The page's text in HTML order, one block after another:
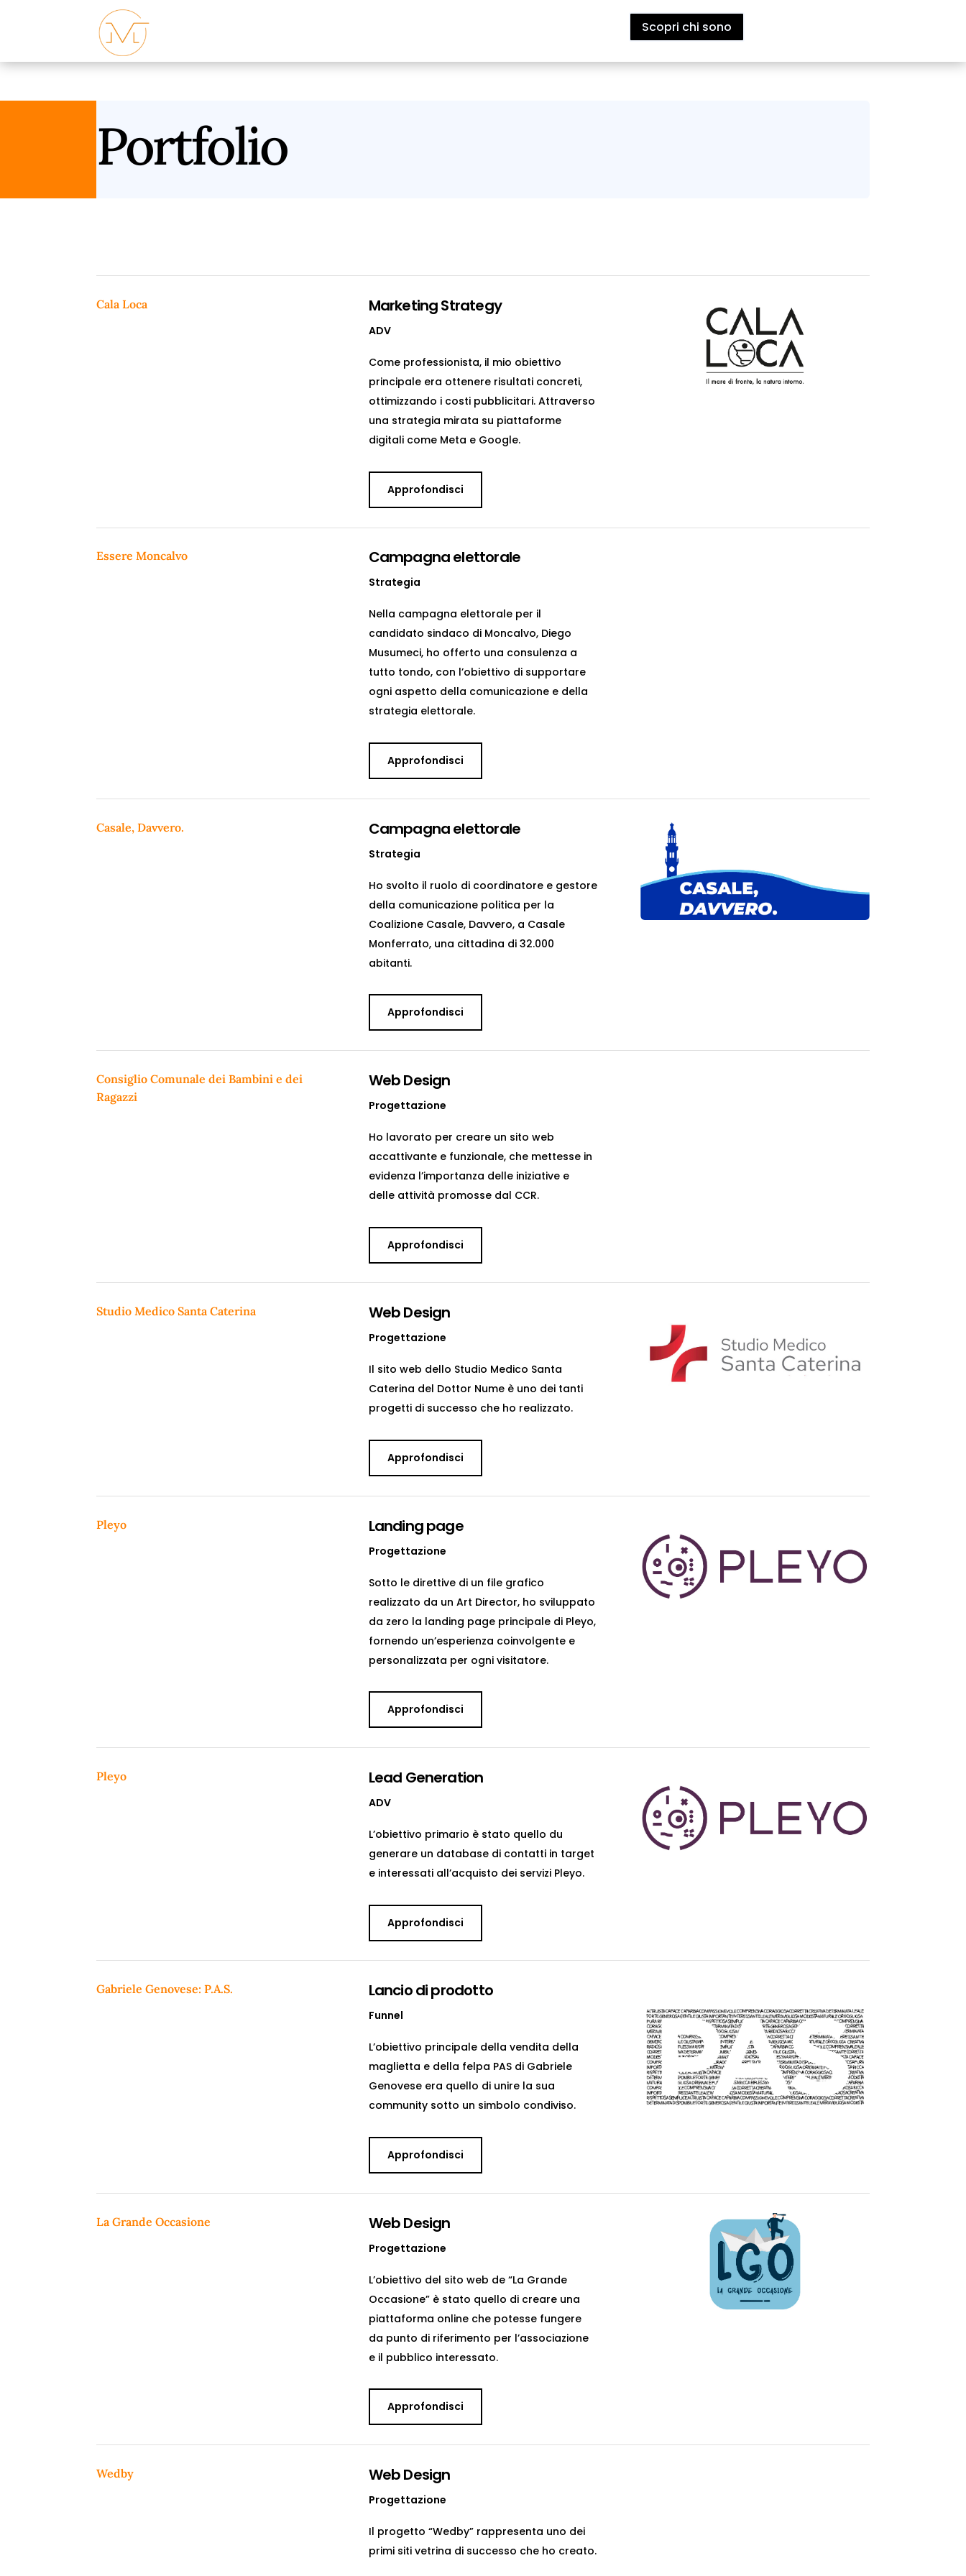
Scopri chi sono
Portfolio
Cala Loca Marketing Strategy
ADV
Come professionista, il mio obiettivo
principale era ottenere risultati concreti,
ottimizzando i costi pubblicitari. Attraverso
una strategia mirata su piattaforme
digitali come Meta e Google.
Approfondisci
Essere Moncalvo Campagna elettorale
Strategia
Nella campagna elettorale per il
candidato sindaco di Moncalvo, Diego
Musumeci, ho offerto una consulenza a
tutto tondo, con l’obiettivo di supportare
ogni aspetto della comunicazione e della
strategia elettorale.
Approfondisci
Casale, Davvero. Campagna elettorale
Strategia
Ho svolto il ruolo di coordinatore e gestore
della comunicazione politica per la
Coalizione Casale, Davvero, a Casale
Monferrato, una cittadina di 32.000
abitanti.
Approfondisci
Consiglio Comunale dei Bambini e dei
Ragazzi
Web Design
Progettazione
Ho lavorato per creare un sito web
accattivante e funzionale, che mettesse in
evidenza l’importanza delle iniziative e
delle attività promosse dal CCR.
Approfondisci
Studio Medico Santa Caterina Web Design
Progettazione
Il sito web dello Studio Medico Santa
Caterina del Dottor Nume è uno dei tanti
progetti di successo che ho realizzato.
Approfondisci
Pleyo Landing page
Progettazione
Sotto le direttive di un file grafico
realizzato da un Art Director, ho sviluppato
da zero la landing page principale di Pleyo,
fornendo un’esperienza coinvolgente e
personalizzata per ogni visitatore.
Approfondisci
Pleyo Lead Generation
ADV
L’obiettivo primario è stato quello du
generare un database di contatti in target
e interessati all’acquisto dei servizi Pleyo.
Approfondisci
Gabriele Genovese: P.A.S. Lancio di prodotto
Funnel
L’obiettivo principale della vendita della
maglietta e della felpa PAS di Gabriele
Genovese era quello di unire la sua
community sotto un simbolo condiviso.
Approfondisci
La Grande Occasione Web Design
Progettazione
L’obiettivo del sito web de “La Grande
Occasione” è stato quello di creare una
piattaforma online che potesse fungere
da punto di riferimento per l’associazione
e il pubblico interessato.
Approfondisci
Wedby Web Design
Progettazione
Il progetto “Wedby” rappresenta uno dei
primi siti vetrina di successo che ho creato.